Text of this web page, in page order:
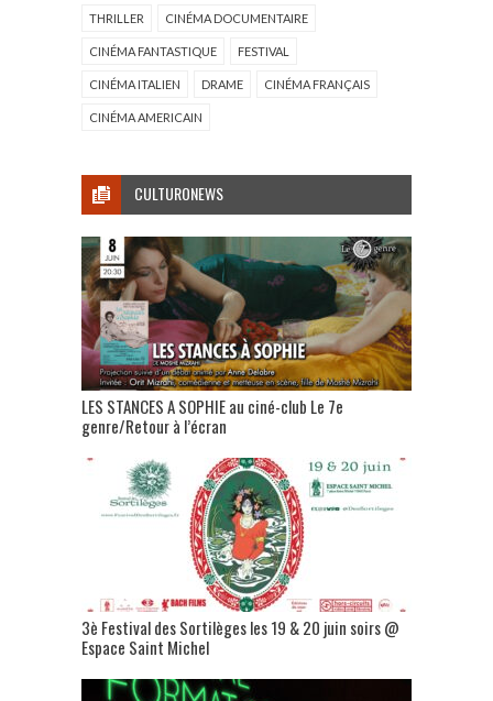
THRILLER CINÉMA DOCUMENTAIRE
CINÉMA FANTASTIQUE FESTIVAL
CINÉMA ITALIEN DRAME CINÉMA FRANÇAIS
CINÉMA AMERICAIN
CULTURONEWS
LES STANCES A SOPHIE au ciné-club Le 7e
genre/Retour à l’écran
3è Festival des Sortilèges les 19 & 20 juin soirs @
Espace Saint Michel